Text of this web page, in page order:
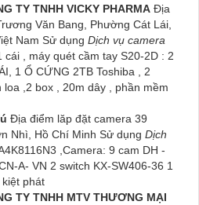
TY TNHH VICKY PHARMA Địa
Văn Bang, Phường Cát Lái,
Nam Sử dụng Dịch vụ camera
cái , máy quét cầm tay S20-2D : 2
1 Ổ CỨNG 2TB Toshiba , 2
,2 box , 20m dây , phần mềm
Địa điểm lăp đặt camera 39
Nhì, Hồ Chí Minh Sử dụng Dịch
,Camera: 9 cam DH -
A- VN 2 switch KX-SW406-36 1
kiệt phát
TY TNHH MTV THƯƠNG MẠI